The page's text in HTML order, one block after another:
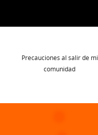
Precauciones al salir de mi
comunidad